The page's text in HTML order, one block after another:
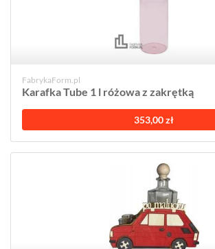
FabrykaForm.pl
Karafka Tube 1 l różowa z zakrętką
353,00 zł